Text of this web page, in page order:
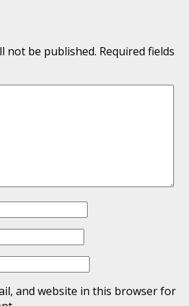
not be published. Required fields
and website in this browser for